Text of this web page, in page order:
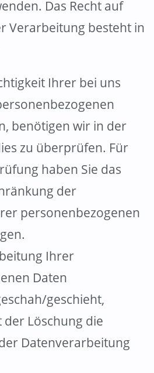
Das Recht auf
Verarbeitung besteht in
Ihrer bei uns
benötigen wir in der
zu überprüfen. Für
haben Sie das
der
personenbezogenen
Ihrer
Daten
geschieht,
der Löschung die
Datenverarbeitung